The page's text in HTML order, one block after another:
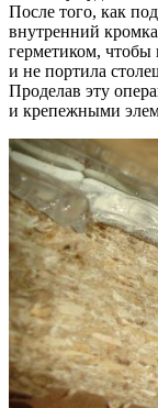
После того, как
внутренний
герметиком, чтобы
и не портила
Проделав эту
и крепежными